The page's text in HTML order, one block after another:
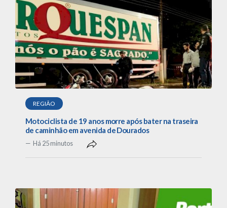
REGIÃO
Motociclista de 19 anos morre após bater na traseira
de caminhão em avenida de Dourados
Há 25 minutos